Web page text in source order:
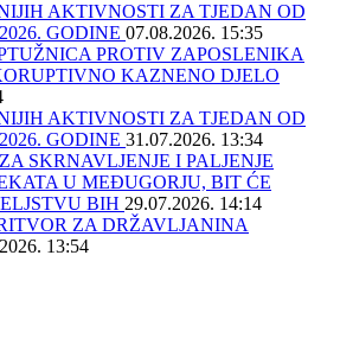
AKTIVNOSTI ZA TJEDAN OD
GODINE 07.08.2026. 15:35
PROTIV ZAPOSLENIKA
KAZNENO DJELO
AKTIVNOSTI ZA TJEDAN OD
GODINE 31.07.2026. 13:34
SKRNAVLJENJE I PALJENJE
U MEĐUGORJU, BIT ĆE
BIH 29.07.2026. 14:14
ZA DRŽAVLJANINA
13:54